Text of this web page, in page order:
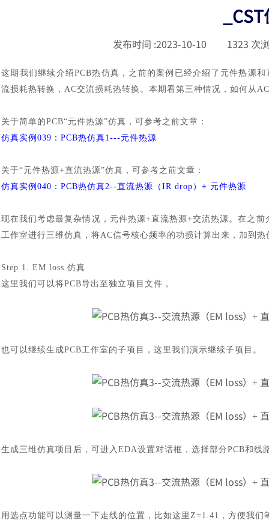
发布时间 :2023-10-10 1323 次
这期我们继续介绍PCB热仿真，之前的案例已经介绍了元件热源
流损耗热转换，AC交流损耗热转换。本期看第三种情况，如何从
关于简单的PCB“元件热源”仿真，可参考之前文章：
仿真实例 039：PCB热仿真1---元件热源
关于“元件热源+直流热源”仿真，可参考之前文章：
仿真实例 040：PCB热仿真2--直流热源（IR drop）+ 元件热源
现在我们考虑最复杂情况，元件热源+直流热源+交流热源。在之
工作室进行三维仿真，将AC信号核心频率的功损计算出来，加到热
Step 1. EM loss 仿真
这里我们可以将PCB导出至独立项目文件，
也可以继续生成PCB工作室的子项目，这里我们演示继续子项目。
生成三维仿真项目后，可进入 EDA设置对话框，选择部分PCB和线
用选点功能可以测量一下走线的位置，比如这里 Z=1.41，方便我们